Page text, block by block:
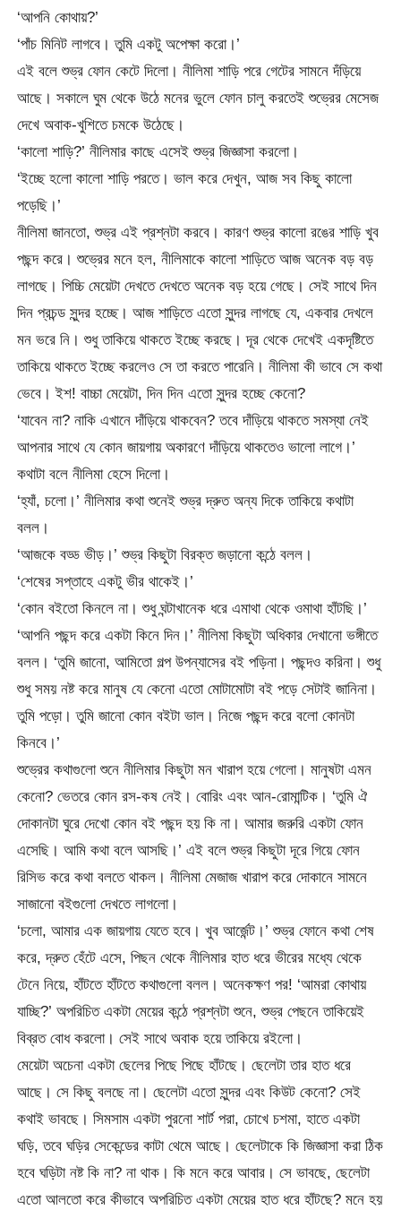
‘আপনি কোথায়?’
‘পাঁচ মিনিট লাগবে। তুমি একটু অপেক্ষা করো।’
এই বলে শুভ্র ফোন কেটে দিলো। নীলিমা শাড়ি পরে গেটের সামনে দঁড়িয়ে
আছে। সকালে ঘুম থেকে উঠে মনের ভুলে ফোন চালু করতেই শুভ্রের মেসেজ
দেখে অবাক-খুশিতে চমকে উঠেছে।
‘কালো শাড়ি?’ নীলিমার কাছে এসেই শুভ্র জিজ্ঞাসা করলো।
‘ইচ্ছে হলো কালো শাড়ি পরতে। ভাল করে দেখুন, আজ সব কিছু কালো
পড়েছি।’
নীলিমা জানতো, শুভ্র এই প্রশ্নটা করবে। কারণ শুভ্র কালো রঙের শাড়ি খুব
পছন্দ করে। শুভ্রের মনে হল, নীলিমাকে কালো শাড়িতে আজ অনেক বড় বড়
লাগছে। পিচ্চি মেয়েটা দেখতে দেখতে অনেক বড় হয়ে গেছে। সেই সাথে দিন
দিন প্রচন্ড সুন্দর হচ্ছে। আজ শাড়িতে এতো সুন্দর লাগছে যে, একবার দেখলে
মন ভরে নি। শুধু তাকিয়ে থাকতে ইচ্ছে করছে। দূর থেকে দেখেই একদৃষ্টিতে
তাকিয়ে থাকতে ইচ্ছে করলেও সে তা করতে পারেনি। নীলিমা কী ভাবে সে কথা
ভেবে। ইশ! বাচ্চা মেয়েটা, দিন দিন এতো সুন্দর হচ্ছে কেনো?
‘যাবেন না? নাকি এখানে দাঁড়িয়ে থাকবেন? তবে দাঁড়িয়ে থাকতে সমস্যা নেই
আপনার সাথে যে কোন জায়গায় অকারণে দাঁড়িয়ে থাকতেও ভালো লাগে।’
কথাটা বলে নীলিমা হেসে দিলো।
‘হ্যাঁ, চলো।’ নীলিমার কথা শুনেই শুভ্র দ্রুত অন্য দিকে তাকিয়ে কথাটা
বলল।
‘আজকে বড্ড ভীড়।’ শুভ্র কিছুটা বিরক্ত জড়ানো কন্ঠে বলল।
‘শেষের সপ্তাহে একটু ভীর থাকেই।’
‘কোন বইতো কিনলে না। শুধু ঘন্টাখানেক ধরে এমাথা থেকে ওমাথা হাঁটছি।’
‘আপনি পছন্দ করে একটা কিনে দিন।’ নীলিমা কিছুটা অধিকার দেখানো ভঙ্গীতে
বলল। ‘তুমি জানো, আমিতো গল্প উপন্যাসের বই পড়িনা। পছন্দও করিনা। শুধু
শুধু সময় নষ্ট করে মানুষ যে কেনো এতো মোটামোটা বই পড়ে সেটাই জানিনা।
তুমি পড়ো। তুমি জানো কোন বইটা ভাল। নিজে পছন্দ করে বলো কোনটা
কিনবে।’
শুভ্রের কথাগুলো শুনে নীলিমার কিছুটা মন খারাপ হয়ে গেলো। মানুষটা এমন
কেনো? ভেতরে কোন রস-কষ নেই। বোরিং এবং আন-রোমান্টিক। ‘তুমি ঐ
দোকানটা ঘুরে দেখো কোন বই পছন্দ হয় কি না। আমার জরুরি একটা ফোন
এসেছি। আমি কথা বলে আসছি।’ এই বলে শুভ্র কিছুটা দূরে গিয়ে ফোন
রিসিভ করে কথা বলতে থাকল। নীলিমা মেজাজ খারাপ করে দোকানে সামনে
সাজানো বইগুলো দেখতে লাগলো।
‘চলো, আমার এক জায়গায় যেতে হবে। খুব আর্জেন্ট।’ শুভ্র ফোনে কথা শেষ
করে, দ্রুত হেঁটে এসে, পিছন থেকে নীলিমার হাত ধরে ভীরের মধ্যে থেকে
টেনে নিয়ে, হাঁটতে হাঁটতে কথাগুলো বলল। অনেকক্ষণ পর! ‘আমরা কোথায়
যাচ্ছি?’ অপরিচিত একটা মেয়ের কন্ঠে প্রশ্নটা শুনে, শুভ্র পেছনে তাকিয়েই
বিব্রত বোধ করলো। সেই সাথে অবাক হয়ে তাকিয়ে রইলো।
মেয়েটা অচেনা একটা ছেলের পিছে পিছে হাঁটছে। ছেলেটা তার হাত ধরে
আছে। সে কিছু বলছে না। ছেলেটা এতো সুন্দর এবং কিউট কেনো? সেই
কথাই ভাবছে। সিমসাম একটা পুরনো শার্ট পরা, চোখে চশমা, হাতে একটা
ঘড়ি, তবে ঘড়ির সেকেন্ডের কাটা থেমে আছে। ছেলেটাকে কি জিজ্ঞাসা করা ঠিক
হবে ঘড়িটা নষ্ট কি না? না থাক। কি মনে করে আবার। সে ভাবছে, ছেলেটা
এতো আলতো করে কীভাবে অপরিচিত একটা মেয়ের হাত ধরে হাঁটছে? মনে হয়